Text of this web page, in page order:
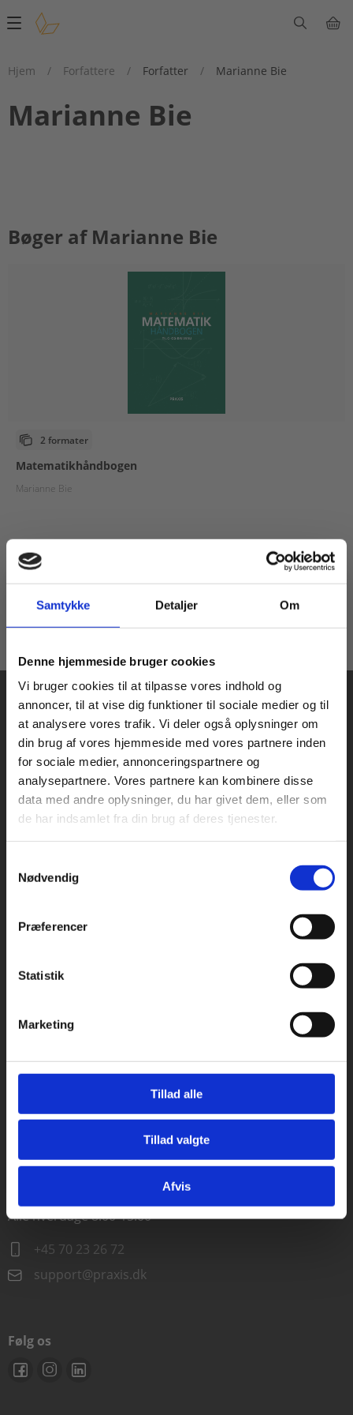
Samtykke Detaljer Om
Denne hjemmeside bruger cookies
Vi bruger cookies til at tilpasse vores indhold og
annoncer, til at vise dig funktioner til sociale medier og til
at analysere vores trafik. Vi deler også oplysninger om
din brug af vores hjemmeside med vores partnere inden
for sociale medier, annonceringspartnere og
analysepartnere. Vores partnere kan kombinere disse
data med andre oplysninger, du har givet dem, eller som
de har indsamlet fra din brug af deres tjenester.
Nødvendig
Præferencer
Statistik
Marketing
Tillad alle
Tillad valgte
Afvis
Main
Hjem
/ Forfattere / Forfatter / Marianne Bie
Marianne Bie
Bøger af Marianne Bie
2 formater
Matematikhåndbogen
Marianne Bie
Fra
65,00 KR.
Praxis Forlag A/S
CVR 41280921
København
1120 København K
Kochsgade 31D
Rødekro
Kontakt kundeservice
+45 70 23 85 87
Kontakt teknisk support
Alle hverdage 8.00-15.00
+45 70 23 26 72
support@praxis.dk
Følg os
Køb læremidler og find masterclasses mm.
Fortsæt som:
For privatkunder og
studerende. Du får
vist priser inkl.
For institutioner og
virksomheder. Du
får vist priser ekskl.
Gå til praxisOnline